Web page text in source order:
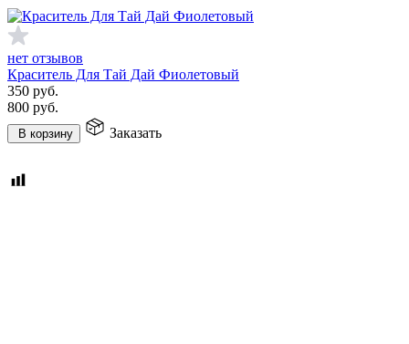
нет отзывов
Краситель Для Тай Дай Фиолетовый
350 руб.
800 руб.
В корзину Заказать